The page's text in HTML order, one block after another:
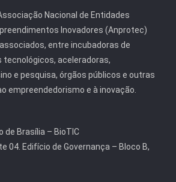
Nacional de Entidades
Inovadores (Anprotec)
entre incubadoras de
tecnológicos, aceleradoras,
e pesquisa, órgãos públicos e outras
empreendedorismo e à inovação.
de Brasília – BioTIC
04. Edifício de Governança – Bloco B,